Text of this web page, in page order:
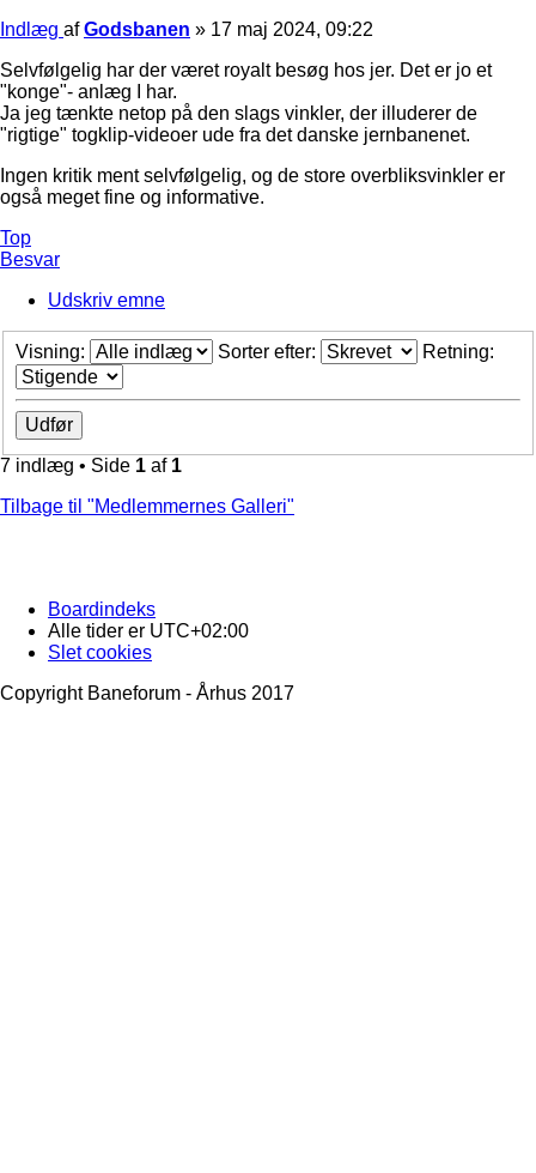
Indlæg afGodsbanen » 17 maj 2024, 09:22
Selvfølgelig har der været royalt besøg hos jer. Det er jo et
"konge"- anlæg I har.
Ja jeg tænkte netop på den slags vinkler, der illuderer de
"rigtige" togklip-videoer ude fra det danske jernbanenet.
Ingen kritik ment selvfølgelig, og de store overbliksvinkler er
også meget fine og informative.
Top
Besvar
Udskriv emne
Visning: Sorter efter: Retning:
7 indlæg • Side 1 af 1
Tilbage til "Medlemmernes Galleri"
Boardindeks
Alle tider er UTC+02:00
Slet cookies
Copyright Baneforum - Århus 2017